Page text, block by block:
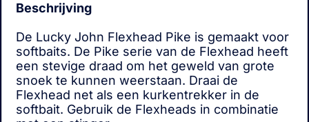
Beschrijving
De Lucky John Flexhead Pike is gemaakt voor
softbaits. De Pike serie van de Flexhead heeft
een stevige draad om het geweld van grote
snoek te kunnen weerstaan. Draai de
Flexhead net als een kurkentrekker in de
softbait. Gebruik de Flexheads in combinatie